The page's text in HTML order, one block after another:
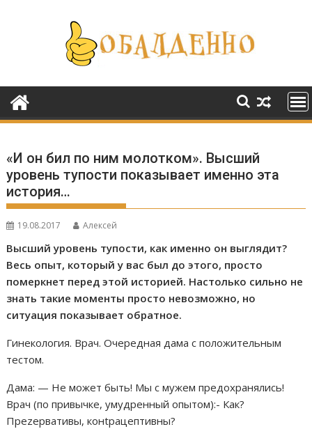
содержимому
«И он бил по ним молотком». Высший
уровень тупости показывает именно эта
история…
19.08.2017 Алексей
Высший уровень тупости, как именно он выглядит?
Весь опыт, который у вас был до этого, просто
померкнет перед этой историей. Настолько сильно не
знать такие моменты просто невозможно, но
ситуация показывает обратное.
Гинекология. Врач. Очередная дама с положительным
тестом.
Дама: — Не может быть! Мы с мужем предохранялись!
Врач (по привычке, умудренный опытом):- Как?
Пpеzеpвативы, конtрацептивны?